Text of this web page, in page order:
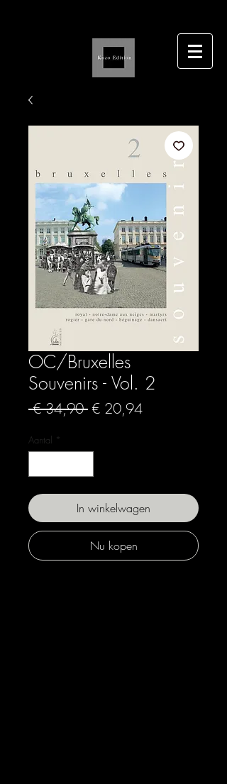
OC/Bruxelles
Souvenirs - Vol. 2
€ 34,90 Normale
€ 20,94Verkoopprijs
Aantal *
In winkelwagen
Nu kopen